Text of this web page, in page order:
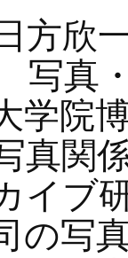
方欣
真
学院
真関
イブ
の写